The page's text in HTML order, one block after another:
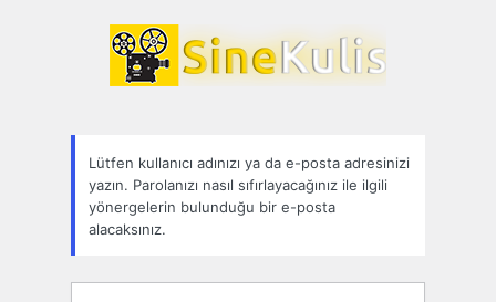
Parolamı
unuttum
Lütfen kullanıcı adınızı ya da e-posta adresinizi
yazın. Parolanızı nasıl sıfırlayacağınız ile ilgili
yönergelerin bulunduğu bir e-posta
alacaksınız.